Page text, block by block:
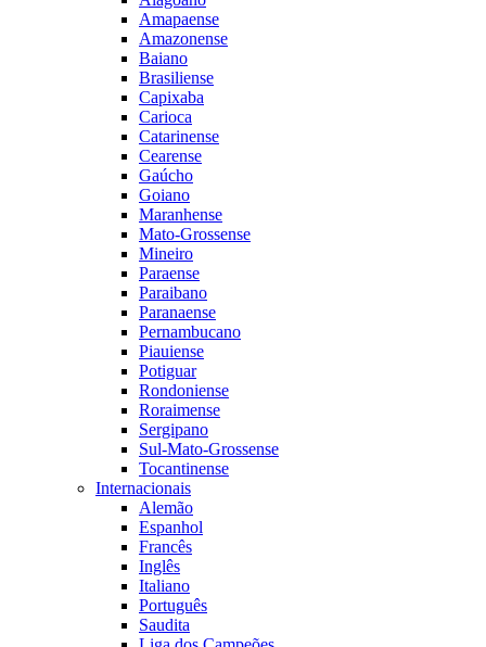
Amapaense
Amazonense
Baiano
Brasiliense
Capixaba
Carioca
Catarinense
Cearense
Gaúcho
Goiano
Maranhense
Mato-Grossense
Mineiro
Paraense
Paraibano
Paranaense
Pernambucano
Piauiense
Potiguar
Rondoniense
Roraimense
Sergipano
Sul-Mato-Grossense
Tocantinense
Internacionais
Alemão
Espanhol
Francês
Inglês
Italiano
Português
Saudita